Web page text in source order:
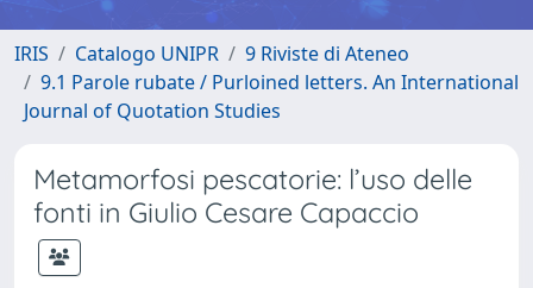
IRIS Catalogo UNIPR
9 Riviste di Ateneo
9.1 Parole rubate / Purloined letters. An International
Journal of Quotation Studies
Metamorfosi pescatorie: l’uso delle
fonti in Giulio Cesare Capaccio